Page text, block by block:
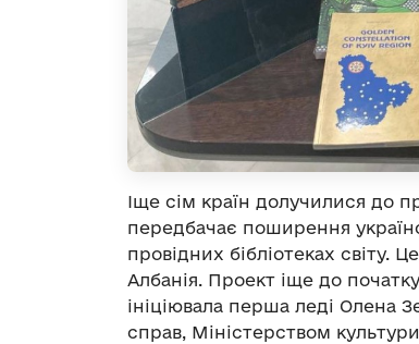
Іще сім країн долучилися до
передбачає поширення
провідних бібліотеках світу.
Албанія. Проект іще до
ініціювала перша леді Олена
справ, Міністерством